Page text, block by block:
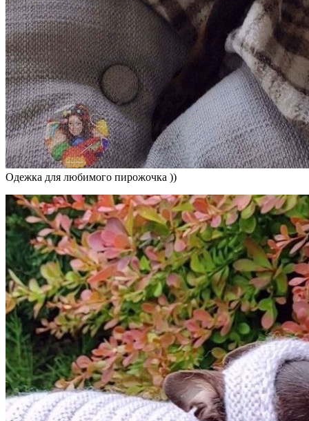
Одежка для любимого пирожочка ))